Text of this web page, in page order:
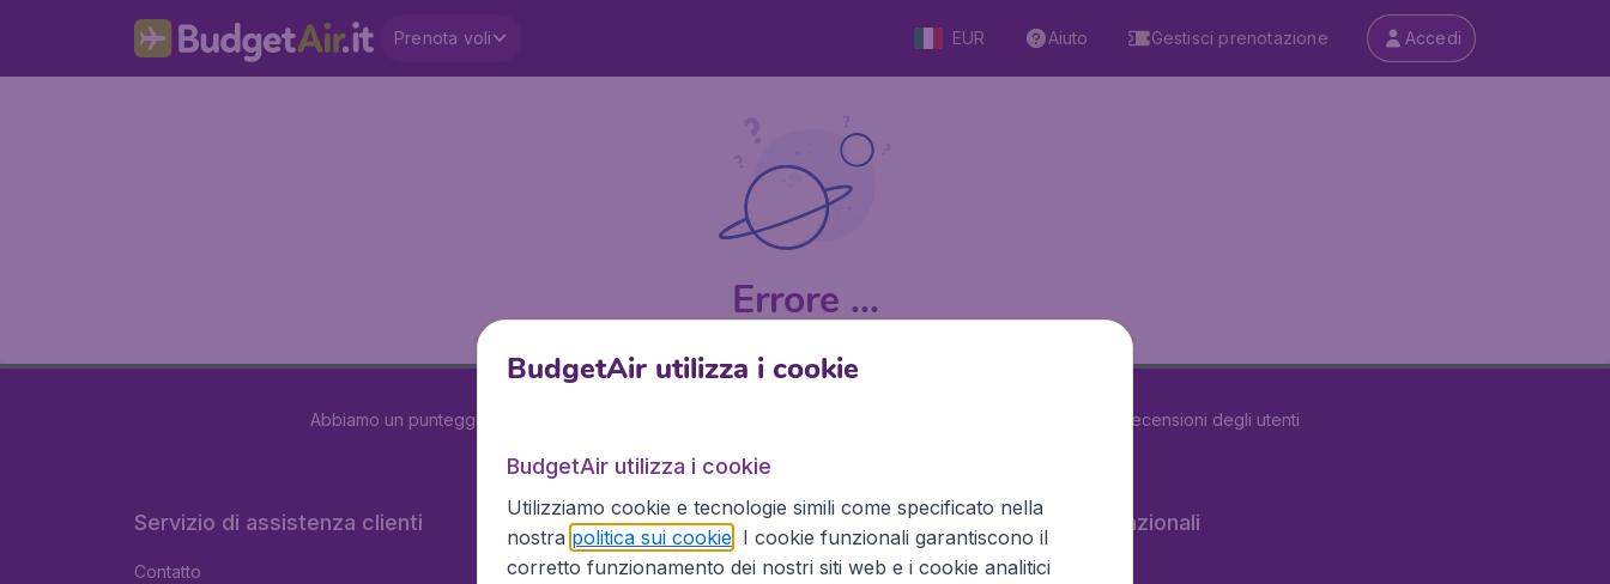
Prenota voli EUR Aiuto Gestisci prenotazione Accedi
Errore ...
Abbiamo un punteggio di recensioni degli utenti
Servizio di assistenza clienti
Contatto
BudgetAir.it
Affiliazioni
Siti internazionali
BudgetAir.es
BudgetAir utilizza i cookie
BudgetAir utilizza i cookie
Utilizziamo cookie e tecnologie simili come specificato nella
nostra politica sui cookie. I cookie funzionali garantiscono il
corretto funzionamento dei nostri siti web e i cookie analitici